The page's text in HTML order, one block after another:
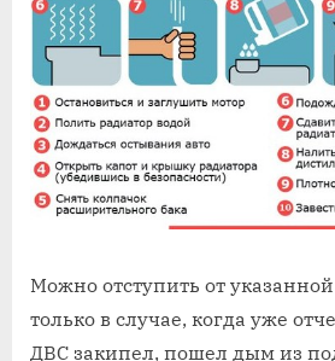
Можно отступить от
только в случае, когда уже
ДВС закипел, пошел дым из